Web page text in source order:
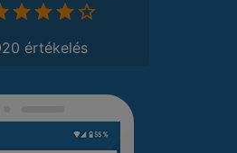
értékelés